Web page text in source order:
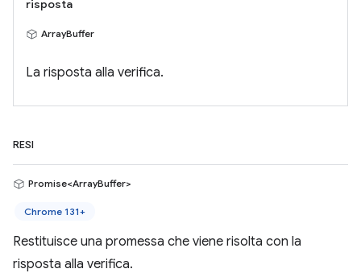
risposta
ArrayBuffer
La risposta alla verifica.
RESI
Promise<ArrayBuffer>
Chrome 131+
Restituisce una promessa che viene risolta con la
risposta alla verifica.